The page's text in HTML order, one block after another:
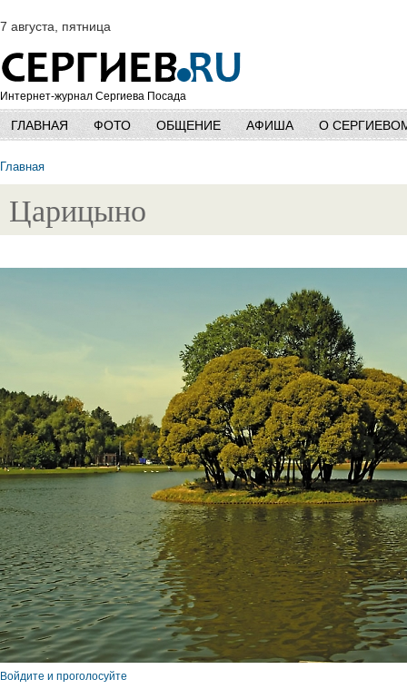
7 августа, пятница
Интернет-журнал Сергиева Посада
ГЛАВНАЯ ФОТО ОБЩЕНИЕ АФИША О
Главная
Царицыно
Войдите и проголосуйте